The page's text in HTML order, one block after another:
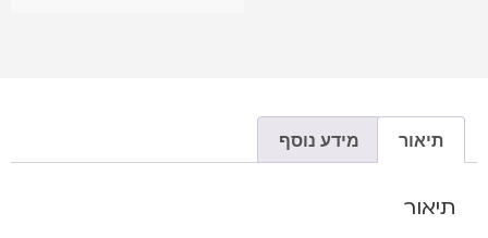
תיאור מידע נוסף
תיאור